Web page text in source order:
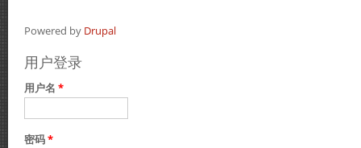
Powered by Drupal
用户登录
用户名 *
密码*